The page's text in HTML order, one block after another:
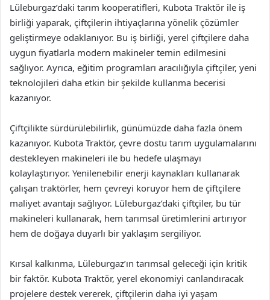
Lüleburgaz’daki tarım kooperatifleri, Kubota Traktör ile iş
birliği yaparak, çiftçilerin ihtiyaçlarına yönelik çözümler
geliştirmeye odaklanıyor. Bu iş birliği, yerel çiftçilere daha
uygun fiyatlarla modern makineler temin edilmesini
sağlıyor. Ayrıca, eğitim programları aracılığıyla çiftçiler, yeni
teknolojileri daha etkin bir şekilde kullanma becerisi
kazanıyor.
Çiftçilikte sürdürülebilirlik, günümüzde daha fazla önem
kazanıyor. Kubota Traktör, çevre dostu tarım uygulamalarını
destekleyen makineleri ile bu hedefe ulaşmayı
kolaylaştırıyor. Yenilenebilir enerji kaynakları kullanarak
çalışan traktörler, hem çevreyi koruyor hem de çiftçilere
maliyet avantajı sağlıyor. Lüleburgaz’daki çiftçiler, bu tür
makineleri kullanarak, hem tarımsal üretimlerini artırıyor
hem de doğaya duyarlı bir yaklaşım sergiliyor.
Kırsal kalkınma, Lüleburgaz’ın tarımsal geleceği için kritik
bir faktör. Kubota Traktör, yerel ekonomiyi canlandıracak
projelere destek vererek, çiftçilerin daha iyi yaşam